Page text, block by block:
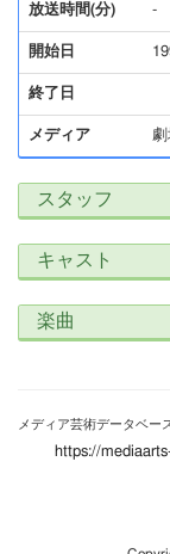
放送時間(分) -
開始日
終了日
メディア 劇
スタッフ
キャスト
楽曲
メディア芸術データベー
https://